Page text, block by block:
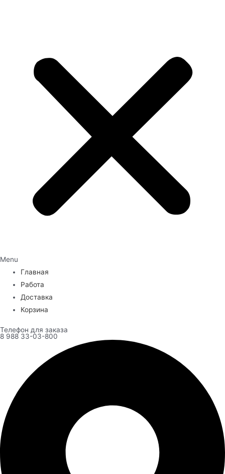
Menu
Главная
Работа
Доставка
Корзина
Телефон для заказа
8 988 33-03-800